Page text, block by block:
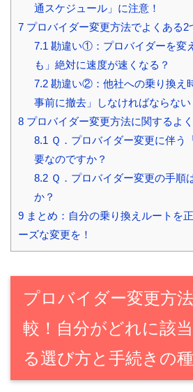
通スケジュール」に注意！
7 プロバイダー変更方法でよくある2
7.1 勘違い①：プロバイダーを変
も」絶対に速度が速くなる？
7.2勘違い②：他社への乗り換え
事前に撤去」しなければならない
8 プロバイダー変更方法に関するよ
8.1 Ｑ．プロバイダー変更に伴う
要なのですか？
8.2Ｑ．プロバイダー変更の手順
か？
9 まとめ：自分の乗り換えルートを
ーズな変更を！
プロバイダー変更方
較！自分がどれに該
る選び方と手続きの